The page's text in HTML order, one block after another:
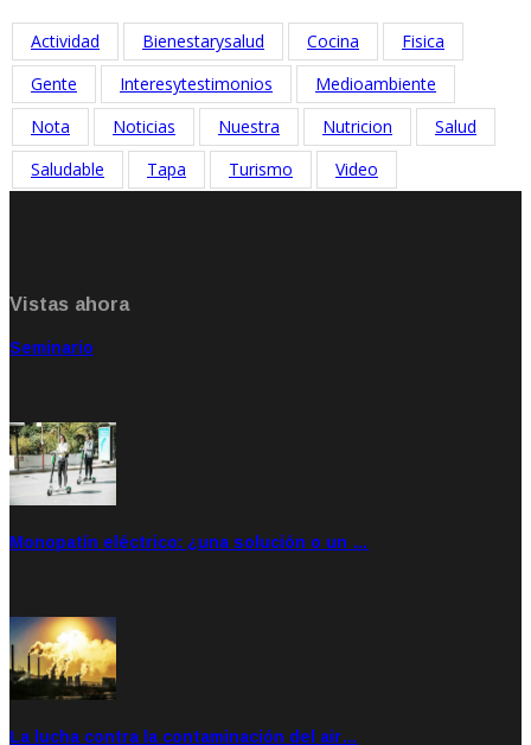
Actividad Bienestarysalud Cocina
Fisica
Gente
Interesytestimonios
Medioambiente
Nota
Noticias Nuestra Nutricion
Salud
Saludable
Tapa Turismo Video
Vistas ahora
Seminario
Monopatín eléctrico: ¿una solución o un …
La lucha contra la contaminación del air…